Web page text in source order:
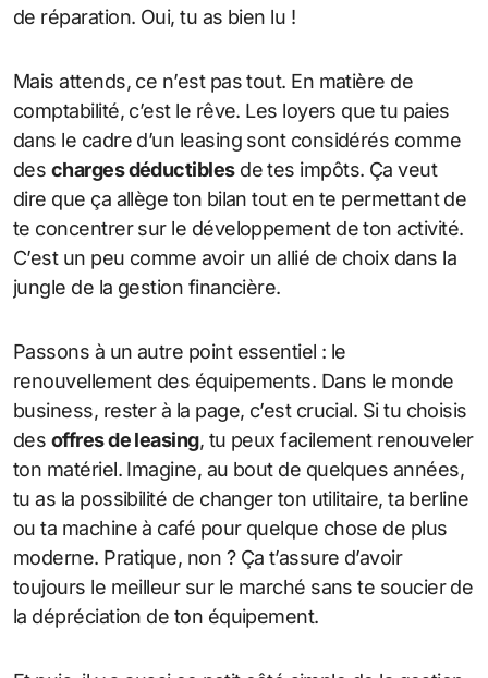
de réparation. Oui, tu as bien lu !
Mais attends, ce n’est pas tout. En matière de
comptabilité, c’est le rêve. Les loyers que tu paies
dans le cadre d’un leasing sont considérés comme
des charges déductiblesde tes impôts. Ça veut
dire que ça allège ton bilan tout en te permettant de
te concentrer sur le développement de ton activité.
C’est un peu comme avoir un allié de choix dans la
jungle de la gestion financière.
Passons à un autre point essentiel : le
renouvellement des équipements. Dans le monde
business, rester à la page, c’est crucial. Si tu choisis
des offres de leasing, tu peux facilement renouveler
ton matériel. Imagine, au bout de quelques années,
tu as la possibilité de changer ton utilitaire, ta berline
ou ta machine à café pour quelque chose de plus
moderne. Pratique, non ? Ça t’assure d’avoir
toujours le meilleur sur le marché sans te soucier de
la dépréciation de ton équipement.